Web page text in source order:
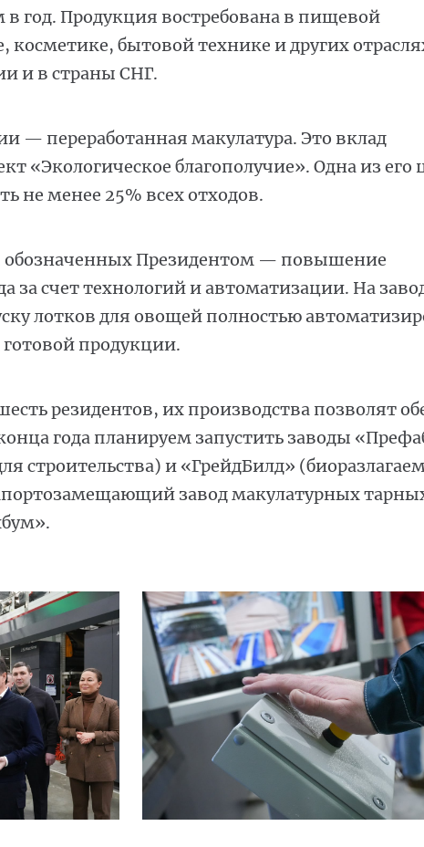
в год. Продукция востребована в пищевой
бытовой технике и других
и в страны СНГ.
— переработанная макулатура. Это вклад
«Экологическое благополучие». Одна из его
не менее 25% всех отходов.
обозначенных Президентом — повышение
за счет технологий и автоматизации. На
лотков для овощей полностью
продукции.
резидентов, их производства позволят
года планируем запустить заводы
строительства) и «ГрейдБилд»
завод макулатурных